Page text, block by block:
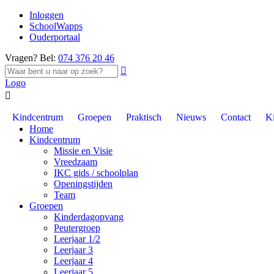
Inloggen
SchoolWapps
Ouderportaal
Vragen? Bel: 074 376 20 46

Logo

Kindcentrum Groepen Praktisch Nieuws Contact
Home
Kindcentrum
Missie en Visie
Vreedzaam
IKC gids / schoolplan
Openingstijden
Team
Groepen
Kinderdagopvang
Peutergroep
Leerjaar 1/2
Leerjaar 3
Leerjaar 4
Leerjaar 5